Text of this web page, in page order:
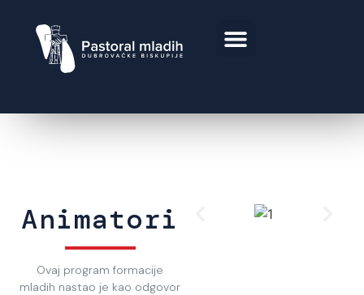
Animatori
Ovaj program formacije
mladih nastao je kao odgovor